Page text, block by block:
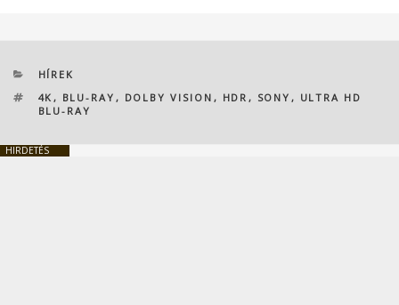
KATEGÓRIÁK
HÍREK
CÍMKÉK
4K , BLU-RAY , DOLBY VISION , HDR , SONY , ULTRA HD
BLU-RAY
HIRDETÉS